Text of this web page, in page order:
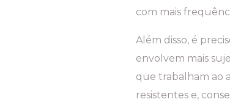
com mais
Além disso, é
envolvem mais
que trabalham ao
resistentes e,